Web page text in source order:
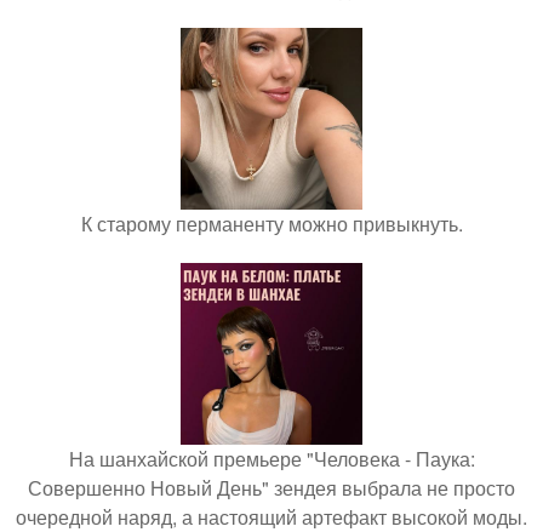
К старому перманенту можно привыкнуть.
На шанхайской премьере "Человека - Паука:
Совершенно Новый День" зендея выбрала не просто
очередной наряд, а настоящий артефакт высокой моды.